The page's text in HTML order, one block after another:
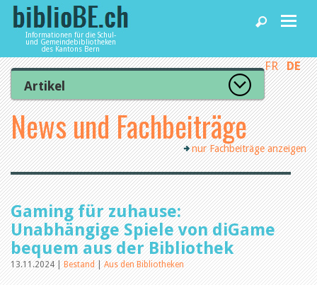
Informationen für die Schul-
und Gemeindebibliotheken
des Kantons Bern
Home
News und Fachbeiträge
Bibliotheken
Agenda
Dienstleistungen
FR DE
Artikel
Zur Artikelübersicht
Lesenswert
Gut bewertet
Kategorien
Aus dem Amt für Kultur
Aus der Kommission
Aus den Bibliotheken
Organisation
Raum und Infrastruktur
Bestand
Benutzung
Finanzen
Personal
News und Fachbeiträge
nur Fachbeiträge anzeigen
Gaming für zuhause:
Unabhängige Spiele von diGame
bequem aus der Bibliothek
13.11.2024 |Bestand|Aus den Bibliotheken